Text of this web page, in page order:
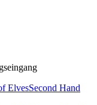
Second Hand